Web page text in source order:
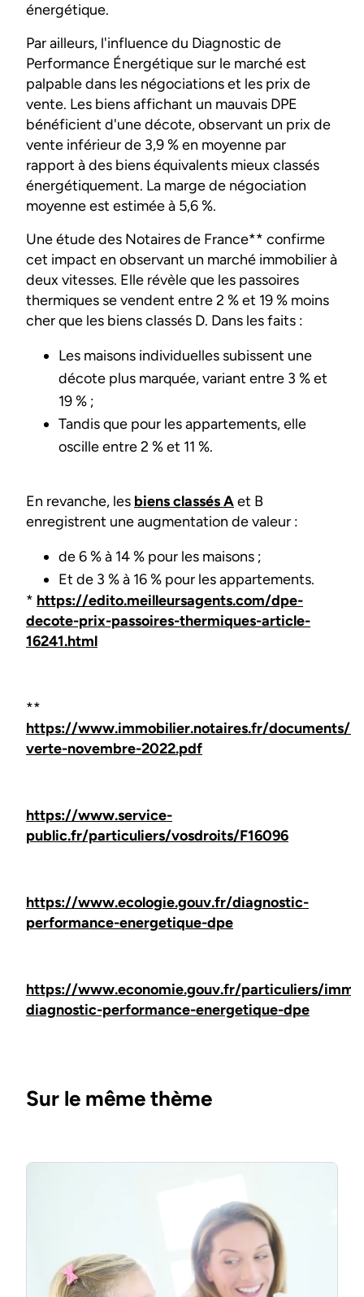
énergétique.
Par ailleurs, l'influence du Diagnostic de
Performance Énergétique sur le marché est
palpable dans les négociations et les prix de
vente. Les biens affichant un mauvais DPE
bénéficient d'une décote, observant un prix de
vente inférieur de 3,9 % en moyenne par
rapport à des biens équivalents mieux classés
énergétiquement. La marge de négociation
moyenne est estimée à 5,6 %.
Une étude des Notaires de France** confirme
cet impact en observant un marché immobilier à
deux vitesses. Elle révèle que les passoires
thermiques se vendent entre 2 % et 19 % moins
cher que les biens classés D. Dans les faits :
Les maisons individuelles subissent une
décote plus marquée, variant entre 3 % et
19 % ;
Tandis que pour les appartements, elle
oscille entre 2 % et 11 %.
En revanche, les biens classés Aet B
enregistrent une augmentation de valeur :
de 6 % à 14 % pour les maisons ;
Et de 3 % à 16 % pour les appartements.
* https://edito.meilleursagents.com/dpe-
decote-prix-passoires-thermiques-article-
16241.html
**
https://www.immobilier.notaires.fr/documents/
verte-novembre-2022.pdf
https://www.service-
public.fr/particuliers/vosdroits/F16096
https://www.ecologie.gouv.fr/diagnostic-
performance-energetique-dpe
https://www.economie.gouv.fr/particuliers/
diagnostic-performance-energetique-dpe
Sur le même thème